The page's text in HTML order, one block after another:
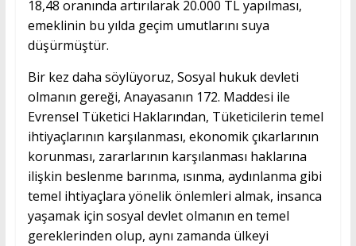
18,48 oranında artırılarak 20.000 TL yapılması,
emeklinin bu yılda geçim umutlarını suya
düşürmüştür.
Bir kez daha söylüyoruz, Sosyal hukuk devleti
olmanın gereği, Anayasanın 172. Maddesi ile
Evrensel Tüketici Haklarından, Tüketicilerin temel
ihtiyaçlarının karşılanması, ekonomik çıkarlarının
korunması, zararlarının karşılanması haklarına
ilişkin beslenme barınma, ısınma, aydınlanma gibi
temel ihtiyaçlara yönelik önlemleri almak, insanca
yaşamak için sosyal devlet olmanın en temel
gereklerinden olup, aynı zamanda ülkeyi